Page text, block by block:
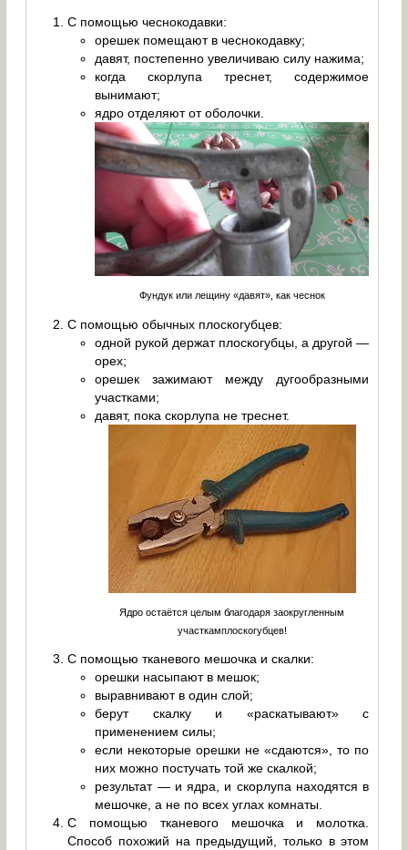
С помощью чеснокодавки:
орешек помещают в чеснокодавку;
давят, постепенно увеличиваю силу нажима;
когда скорлупа треснет, содержимое
вынимают;
ядро отделяют от оболочки.
Фундук или лещину «давят», как чеснок
С помощью обычных плоскогубцев:
одной рукой держат плоскогубцы, а другой —
орех;
орешек зажимают между дугообразными
участками;
давят, пока скорлупа не треснет.
Ядро остаётся целым благодаря заокругленным
участкамплоскогубцев!
С помощью тканевого мешочка и скалки:
орешки насыпают в мешок;
выравнивают в один слой;
берут скалку и «раскатывают» с
применением силы;
если некоторые орешки не «сдаются», то по
них можно постучать той же скалкой;
результат — и ядра, и скорлупа находятся в
мешочке, а не по всех углах комнаты.
С помощью тканевого мешочка и молотка.
Способ похожий на предыдущий, только в этом